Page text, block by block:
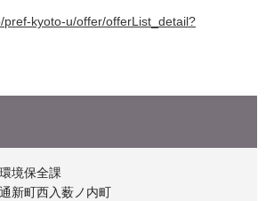
pref-kyoto-u/offer/offerList_detail?
境保全課
新町西入薮ノ内町